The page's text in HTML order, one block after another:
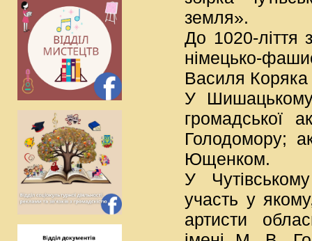
земля».
До 1020-ліття
німецько-
Василя
У Шишацькому
громадської
Голодомору;
Ющенком.
У
участь у
артисти